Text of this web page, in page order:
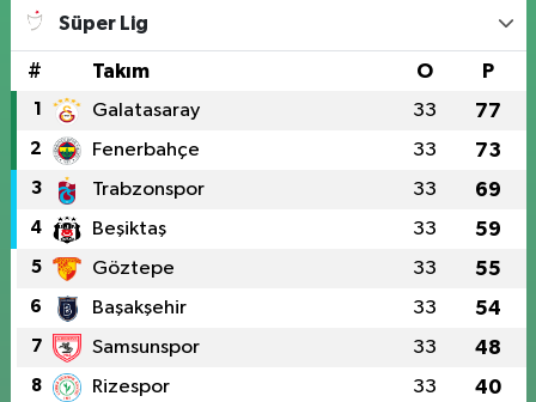
Süper Lig
# Takım O P
1 Galatasaray 33 77
2 Fenerbahçe 33 73
3 Trabzonspor 33 69
4 Beşiktaş 33 59
5 Göztepe 33 55
6 Başakşehir 33 54
7 Samsunspor 33 48
8 Rizespor 33 40